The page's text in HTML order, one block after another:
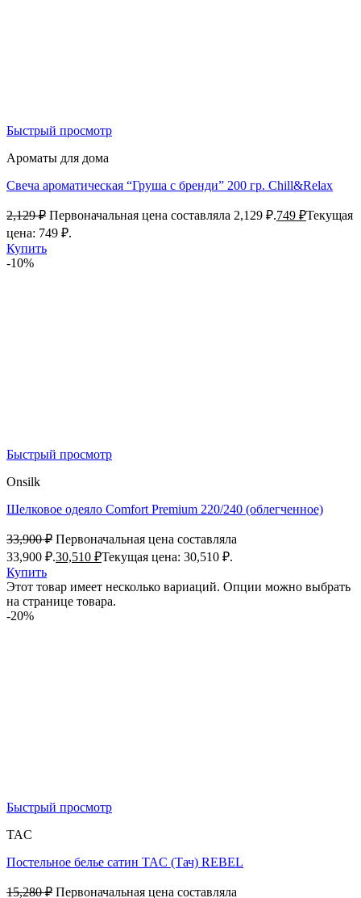
Быстрый просмотр
Ароматы для дома
Свеча ароматическая “Груша с бренди” 200 гр. Chill&Relax
2,129₽ Первоначальная цена составляла 2,129 ₽.749 ₽Текущая
цена: 749 ₽.
Купить
-10%
Быстрый просмотр
Onsilk
Шелковое одеяло Comfort Premium 220/240 (облегченное)
33,900₽ Первоначальная цена составляла
33,900 ₽.30,510 ₽Текущая цена: 30,510 ₽.
Купить
Этот товар имеет несколько вариаций. Опции можно выбрать
на странице товара.
-20%
Быстрый просмотр
TAC
Постельное белье сатин TAC (Тач) REBEL
15,280₽ Первоначальная цена составляла